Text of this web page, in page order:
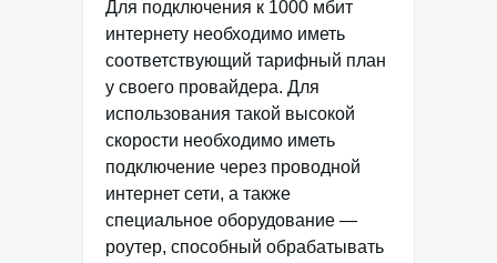
Для подключения к 1000 мбит
интернету необходимо иметь
соответствующий тарифный план
у своего провайдера. Для
использования такой высокой
скорости необходимо иметь
подключение через проводной
интернет сети, а также
специальное оборудование —
роутер, способный обрабатывать